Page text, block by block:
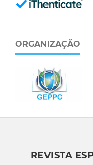
ORGANIZAÇÃO
REVISTA